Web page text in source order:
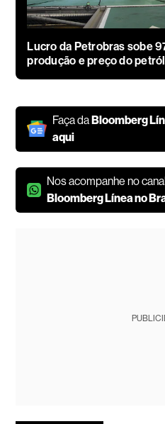
Lucro da Petrobras sobe
produção e preço do
Faça daBloomberg
aqui
Nos acompanhe no
Bloomberg Línea no